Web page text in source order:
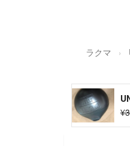
ラクマ